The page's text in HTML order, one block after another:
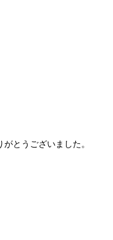
とうございました。‬